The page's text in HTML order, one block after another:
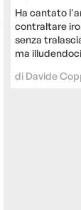
Ha cantato
contraltare
senza
ma
di Davide